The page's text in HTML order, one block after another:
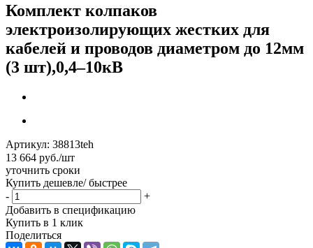
Комплект колпаков
электроизолирующих жестких для
кабелей и проводов диаметром до 12мм
(3 шт),0,4–10кВ
Артикул: 38813teh
13 664 руб./шт
уточнить сроки
Купить дешевле/ быстрее
-
+
Добавить в спецификацию
Купить в 1 клик
Поделиться